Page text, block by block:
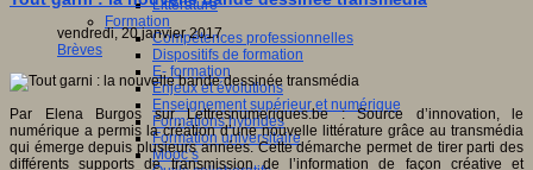
Littérature
Formation
Compétences professionnelles
Dispositifs de formation
E- formation
Enjeux et évolutions
Enseignement supérieur et numérique
Formations hybrides
Formation universitaire
Mooc’s
vendredi, 20 janvier 2017
Brèves
Par Elena Burgos sur Lettresnumeriques.be : Source d’innovation, le
numérique a permis la création d’une nouvelle littérature grâce au transmédia
qui émerge depuis plusieurs années. Cette démarche permet de tirer parti des
différents supports de transmission de l’information de façon créative et